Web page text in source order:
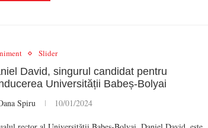
Slider
David, singurul candidat pentru
Universității Babeș-Bolyai
Spiru 10/01/2024